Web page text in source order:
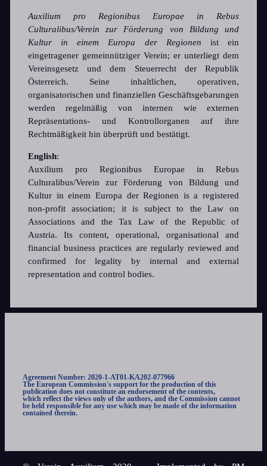
Auxilium pro Regionibus Europae in Rebus
Culturalibus/Verein zur Förderung von Bildung und
Kultur in einem Europa der Regionen ist ein
eingetragener gemeinnütziger Verein; er unterliegt dem
Vereinsgesetz und dem Steuerrecht der Republik
Österreich. Seine inhaltlichen, operativen,
organisatorischen und finanziellen Geschäftsgebarungen
werden regelmäßig von internen wie externen
Repräsentations- und Kontrollorganen auf ihre
Rechtmäßigkeit hin überprüft und bestätigt.
English:
Auxilium pro Regionibus Europae in Rebus
Culturalibus/Verein zur Förderung von Bildung und
Kultur in einem Europa der Regionen is a registered
non-profit association; it is subject to the Law on
Associations and the Tax Law of the Republic of
Austria. Its content, operational, organisational and
financial business practices are regularly reviewed and
confirmed for legality by internal and external
representation and control bodies.
Agreement Number: 2020-1-AT01-KA202-077966
The European Commission's support for the production of this
publication does not constitute an endorsement of the contents,
which reflect the views only of the authors, and the Commission cannot
be held responsible for any use which may be made of the information
contained therein.